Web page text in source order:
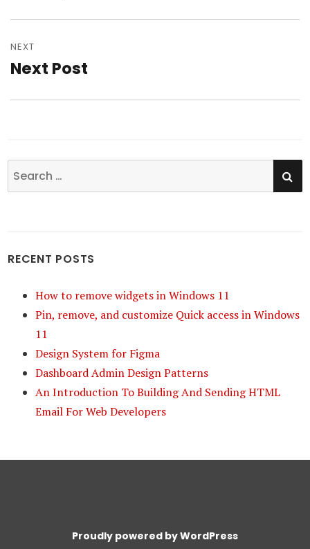
NEXT
Next
Next Post
Search
for:
RECENT POSTS
How to remove widgets in Windows 11
Pin, remove, and customize Quick access in Windows
11
Design System for Figma
Dashboard Admin Design Patterns
An Introduction To Building And Sending HTML
Email For Web Developers
Proudly powered by WordPress